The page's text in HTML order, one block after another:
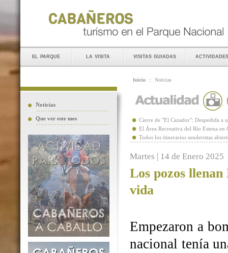
el parque la visita visitas guiadas actividades
Noticias
Que ver este mes
Inicio :: Noticias
Cierre de "El Cazador": Despedida a
El Área Recreativa del Río Estena
Todos los itinerarios senderistas
Martes | 14 de Enero 2025
Los pozos
vida
Empezaron a
nacional tenía